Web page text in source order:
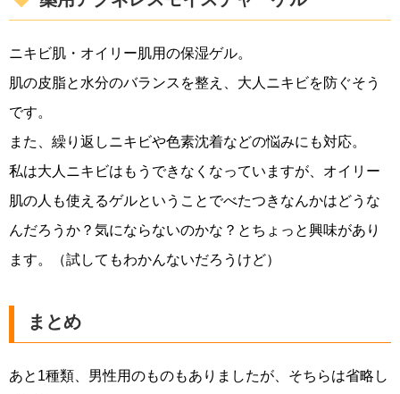
ニキビ肌・オイリー肌用の保湿ゲル。
肌の皮脂と水分のバランスを整え、大人ニキビを防ぐそう
です。
また、繰り返しニキビや色素沈着などの悩みにも対応。
私は大人ニキビはもうできなくなっていますが、オイリー
肌の人も使えるゲルということでべたつきなんかはどうな
んだろうか？気にならないのかな？とちょっと興味があり
ます。（試してもわかんないだろうけど）
まとめ
あと1種類、男性用のものもありましたが、そちらは省略し